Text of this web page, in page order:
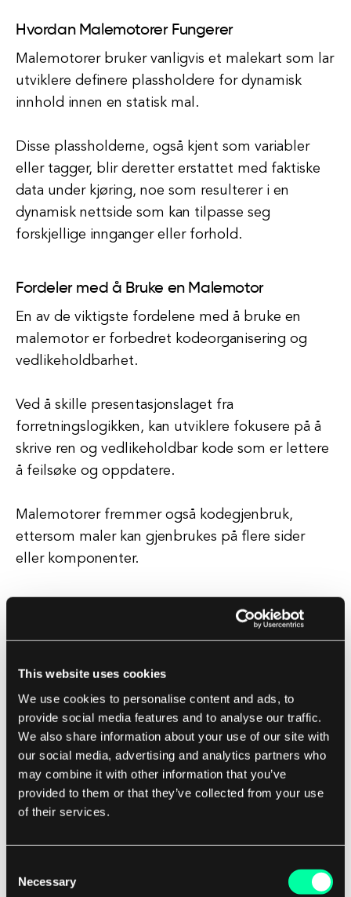
This website uses cookies
We use cookies to personalise content and ads, to
provide social media features and to analyse our traffic.
We also share information about your use of our site with
our social media, advertising and analytics partners who
may combine it with other information that you’ve
provided to them or that they’ve collected from your use
of their services.
Selection
Necessary
Hvordan Malemotorer Fungerer
Malemotorer bruker vanligvis et malekart som lar
utviklere definere plassholdere for dynamisk
innhold innen en statisk mal.
Disse plassholderne, også kjent som variabler
eller tagger, blir deretter erstattet med faktiske
data under kjøring, noe som resulterer i en
dynamisk nettside som kan tilpasse seg
forskjellige innganger eller forhold.
Fordeler med å Bruke en Malemotor
En av de viktigste fordelene med å bruke en
malemotor er forbedret kodeorganisering og
vedlikeholdbarhet.
Ved å skille presentasjonslaget fra
forretningslogikken, kan utviklere fokusere på å
skrive ren og vedlikeholdbar kode som er lettere
å feilsøke og oppdatere.
Malemotorer fremmer også kodegjenbruk,
ettersom maler kan gjenbrukes på flere sider
eller komponenter.
Det finnes flere populære malemotorer
Noen av de mest brukte malemotorene innen
webutvikling inkluderer:
- **Mustache**: En logikkfri maleksyntaks som
kan brukes i ulike programmeringsspråk.
- **Jinja2**: En malemotor for Python-